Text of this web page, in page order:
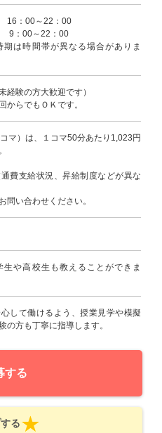
16：00～22：00
9：00～22：00
期は時間帯が異なる場合がありま
経験の方大歓迎です）
からでもＯＫです。
マ）は、１コマ50分あたり1,023円
費支給状況、昇給制度などが異な
問い合わせください。
生や高校生も教えることができま
して働けるよう、授業見学や模擬
の方も丁寧に指導します。
する
る